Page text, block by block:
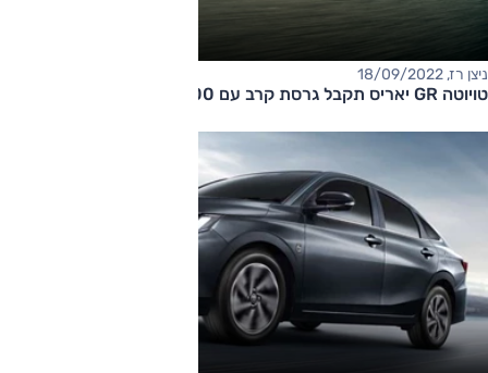
ניצן רז, 18/09/2022
טויוטה GR יאריס תקבל גרסת קרב עם 300 כ"ס